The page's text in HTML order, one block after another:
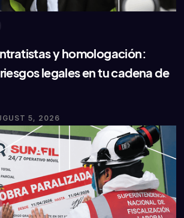
y homologación:
legales en tu cadena de
5, 2026